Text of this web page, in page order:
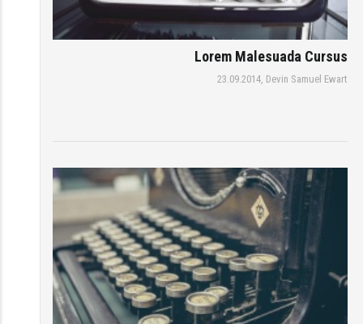
Lorem Malesuada Cursus
23.09.2014, Devin Samuel Ewart